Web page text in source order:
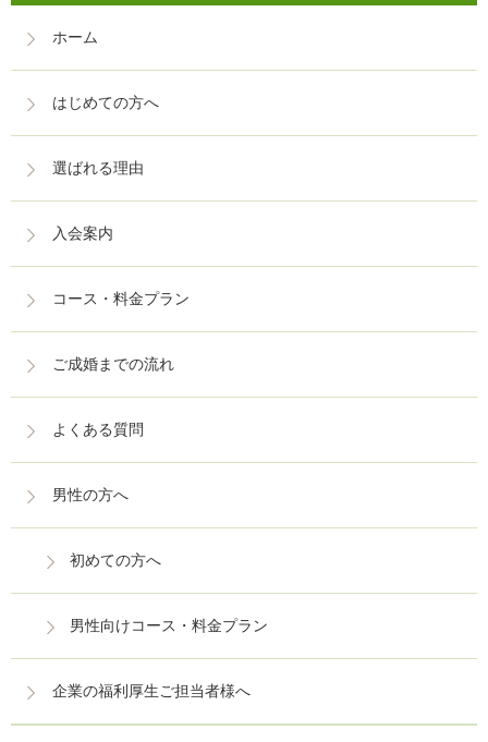
ホーム
はじめての方へ
選ばれる理由
入会案内
コース・料金プラン
ご成婚までの流れ
よくある質問
男性の方へ
初めての方へ
男性向けコース・料金プラン
企業の福利厚生ご担当者様へ